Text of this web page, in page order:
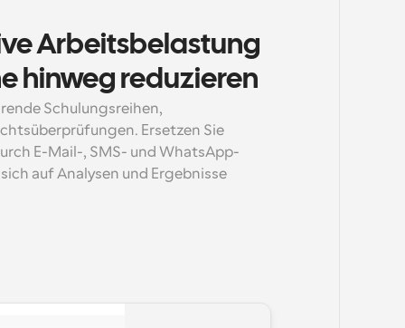
Arbeitsbelastung
hinweg reduzieren
Schulungsreihen,
Ersetzen Sie
E-Mail-, SMS- und WhatsApp-
auf Analysen und Ergebnisse